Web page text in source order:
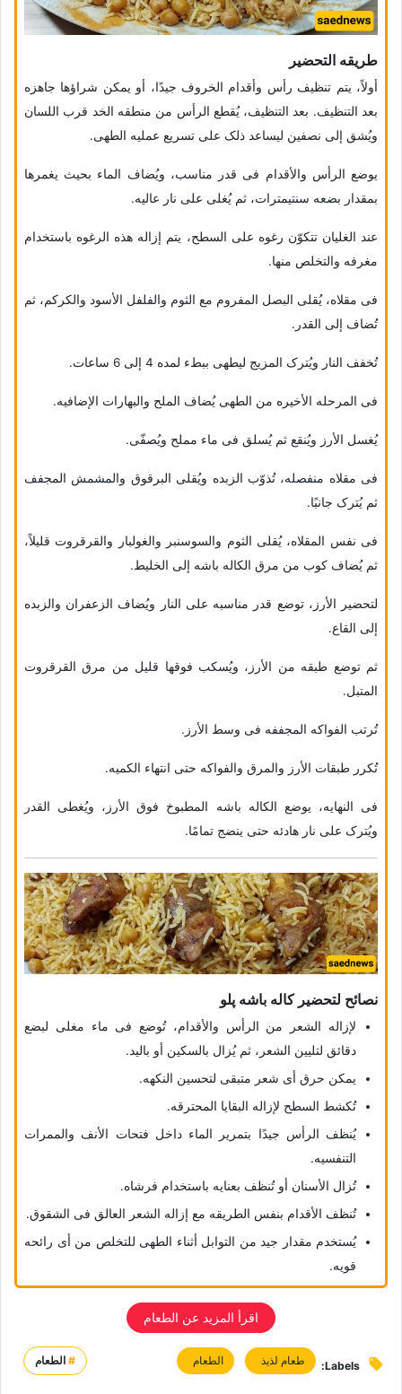
طریقه التحضیر
أولاً، یتم تنظیف رأس وأقدام الخروف جیدًا، أو یمکن شراؤها جاهزه
بعد التنظیف. بعد التنظیف، یُقطع الرأس من منطقه الخد قرب اللسان
ویُشق إلى نصفین لیساعد ذلک على تسریع عملیه الطهی.
یوضع الرأس والأقدام فی قدر مناسب، ویُضاف الماء بحیث یغمرها
بمقدار بضعه سنتیمترات، ثم یُغلى على نار عالیه.
عند الغلیان تتکوّن رغوه على السطح، یتم إزاله هذه الرغوه باستخدام
مغرفه والتخلص منها.
فی مقلاه، یُقلى البصل المفروم مع الثوم والفلفل الأسود والکرکم، ثم
تُضاف إلى القدر.
تُخفف النار ویُترک المزیج لیطهى ببطء لمده 4 إلى 6 ساعات.
فی المرحله الأخیره من الطهی یُضاف الملح والبهارات الإضافیه.
یُغسل الأرز ویُنقع ثم یُسلق فی ماء مملح ویُصفّى.
فی مقلاه منفصله، تُذوّب الزبده ویُقلى البرقوق والمشمش المجفف
ثم یُترک جانبًا.
فی نفس المقلاه، یُقلى الثوم والسوسنبر والغولبار والقرقروت قلیلاً،
ثم یُضاف کوب من مرق الکاله باشه إلى الخلیط.
لتحضیر الأرز، توضع قدر مناسبه على النار ویُضاف الزعفران والزبده
إلى القاع.
ثم توضع طبقه من الأرز، ویُسکب فوقها قلیل من مرق القرقروت
المتبل.
تُرتب الفواکه المجففه فی وسط الأرز.
تُکرر طبقات الأرز والمرق والفواکه حتى انتهاء الکمیه.
فی النهایه، یوضع الکاله باشه المطبوخ فوق الأرز، ویُغطى القدر
ویُترک على نار هادئه حتى ینضج تمامًا.
نصائح لتحضیر کاله باشه پلو
لإزاله الشعر من الرأس والأقدام، تُوضع فی ماء مغلی لبضع
دقائق لتلیین الشعر، ثم یُزال بالسکین أو بالید.
یمکن حرق أی شعر متبقی لتحسین النکهه.
تُکشط السطح لإزاله البقایا المحترقه.
یُنظف الرأس جیدًا بتمریر الماء داخل فتحات الأنف والممرات
التنفسیه.
تُزال الأسنان أو تُنظف بعنایه باستخدام فرشاه.
تُنظف الأقدام بنفس الطریقه مع إزاله الشعر العالق فی الشقوق.
یُستخدم مقدار جید من التوابل أثناء الطهی للتخلص من أی رائحه
قویه.
اقرأ المزید عن الطعام
Labels: طعام لذیذ الطعام #الطعام